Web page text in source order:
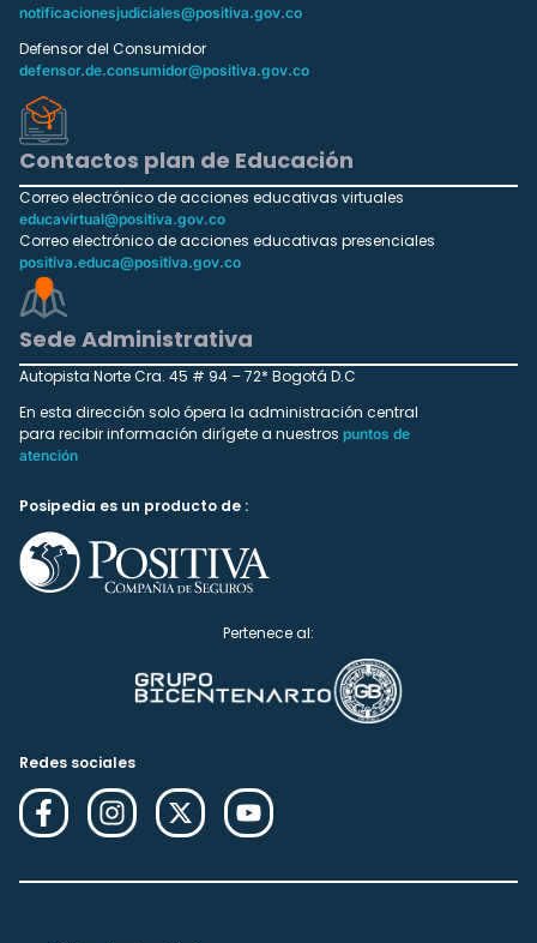
notificacionesjudiciales@positiva.gov.co
Defensor del Consumidor
defensor.de.consumidor@positiva.gov.co
Contactos plan de Educación
Correo electrónico de acciones educativas virtuales
educavirtual@positiva.gov.co
Correo electrónico de acciones educativas presenciales
positiva.educa@positiva.gov.co
Sede Administrativa
Autopista Norte Cra. 45 # 94 – 72* Bogotá D.C
En esta dirección solo ópera la administración central
para recibir información dirígete a nuestros puntos de
atención
Posipedia es un producto de :
Pertenece al:
Redes sociales